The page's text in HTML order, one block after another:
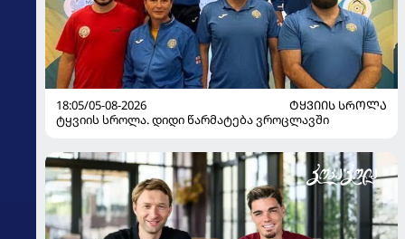
18:05/05-08-2026
ᲢᲧᲕᲘᲘᲡ ᲡᲠᲝᲚᲐ
ტყვიის სროლა. დიდი წარმატება ვროცლავში